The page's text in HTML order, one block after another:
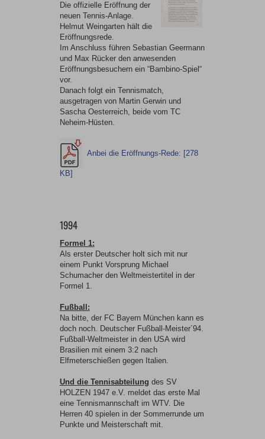
Die offizielle Eröffnung der
neuen Tennis-Anlage.
Helmut Weingarten hält die
Eröffnungsrede.
Im Anschluss führen Sebastian Geermann
und Max Rücker den anwesenden
Eröffnungsbesuchern ein “Bambino-Spiel“
vor.
Danach folgt ein Tennismatch,
ausgetragen von Martin Gerwin und
Sascha Oesterreich, beide vom TC
Neheim-Hüsten.
Anbei die Eröffnungs-Rede: [278
KB]
1994
Formel 1:
Als erster Deutscher holt sich mit nur
einem Punkt Vorsprung Michael
Schumacher den Weltmeistertitel in der
Formel 1.
Fußball:
Na bitte, der FC Bayern München kann es
doch noch. Deutscher Fußball-Meister´94.
Fußball-Weltmeister in den USA wird
Brasilien mit einem 3:2 nach
Elfmeterschießen gegen Italien.
Und die Tennisabteilung des SV
HOLZEN 1947 e.V. meldet das erste Mal
eine Tennismannschaft im WTV. Die
Herren 40 spielen in der Sommerrunde um
Punkte und Meisterschaft mit.